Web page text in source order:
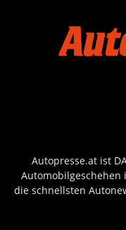
Autopresse.at ist
Automobilgeschehen
die schnellsten